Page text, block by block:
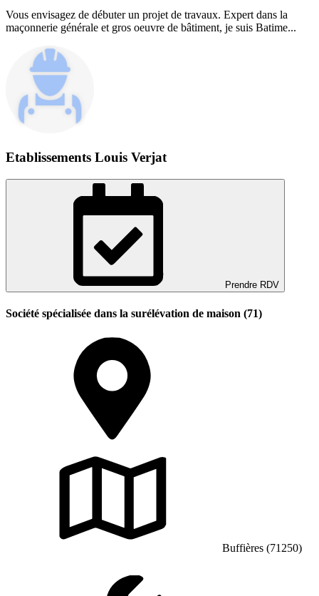
Vous envisagez de débuter un projet de travaux. Expert dans la
maçonnerie générale et gros oeuvre de bâtiment, je suis Batime...
Etablissements Louis Verjat
Prendre RDV
Société spécialisée dans la surélévation de maison (71)
Buffières (71250)